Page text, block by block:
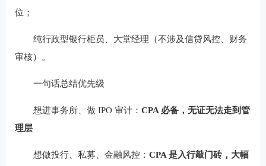
位；
纯行政型银行柜员、大堂经理（不涉及信贷风控、财务
审核）。
一句话总结优先级
想进事务所、做 IPO 审计： CPA 必备，无证无法走到管
理层
想做投行、私募、金融风控： CPA 是入行敲门砖，大幅